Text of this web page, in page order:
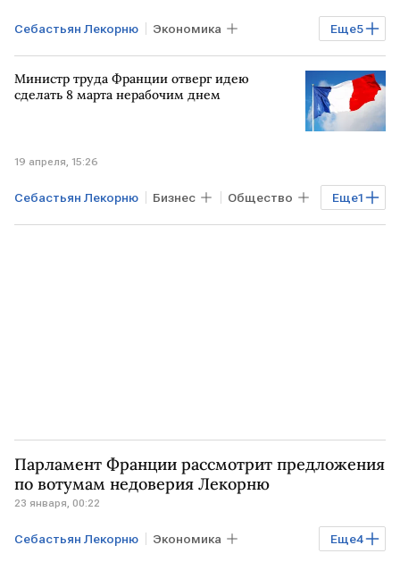
Еще5
Себастьян Лекорню Экономика
Мировая экономика ФРАНЦИЯ
США ИРАН Дональд Трамп
Министр труда Франции отверг идею
сделать 8 марта нерабочим днем
19 апреля, 15:26
Еще1
Себастьян Лекорню Бизнес Общество
ФРАНЦИЯ
Парламент Франции рассмотрит предложения
по вотумам недоверия Лекорню
23 января, 00:22
Еще4
Себастьян Лекорню Экономика